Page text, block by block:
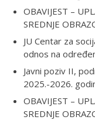
OBAVIJEST –
SREDNJE
JU Centar za
odnos na
Javni poziv II,
2025.-2026.
OBAVIJEST –
SREDNJE